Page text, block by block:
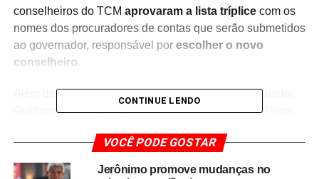
conselheiros do TCM aprovaram a lista tríplicecom os
nomes dos procuradores de contas que serão submetidos
ao governador, responsável por escolher o novo
conselheiro.
Além deCamila Vasquez, integram a lista o procurador
Guilherme Costa Macêdoe a procuradoraAline Paim
Movimentações políticas
CONTINUE LENDO
VOCÊ PODE GOSTAR
Jerônimo promove mudanças no